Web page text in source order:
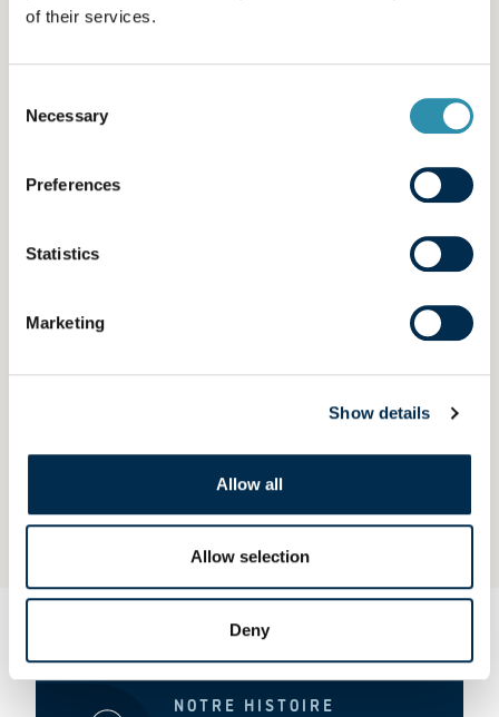
of their services.
Selection
Necessary
Preferences
Statistics
Marketing
Show details
Allow all
Allow selection
Deny
1,7
Play
Video
Laïta en images
NOTRE HISTOIRE